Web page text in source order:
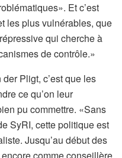
Et c’est
les plus vulnérables, que
qui cherche à
de contrôle.»
Pligt, c’est que les
ce qu’on leur
pu commettre. «Sans
SyRI, cette politique est
Jusqu’au début des